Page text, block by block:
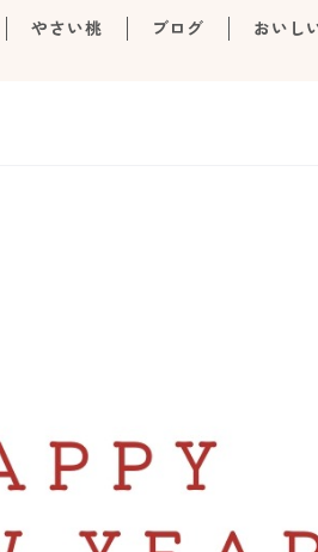
やさい桃 ブログ おいし